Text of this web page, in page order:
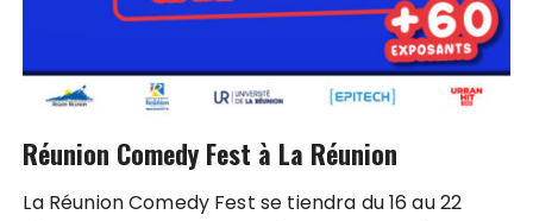
Réunion Comedy Fest à La Réunion
La Réunion Comedy Fest se tiendra du 16 au 22